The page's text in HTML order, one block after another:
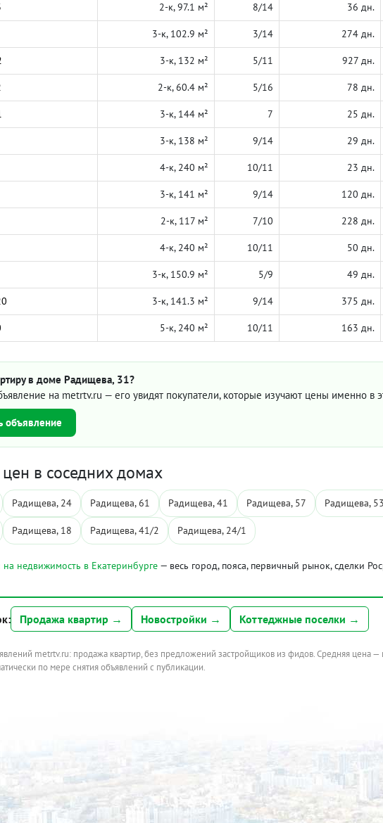
2-к, 97.1 м² 8/14 36 дн.
3-к, 102.9 м² 3/14 274 дн.
3-к, 132 м² 5/11 927 дн.
2-к, 60.4 м² 5/16 78 дн.
3-к, 144 м² 7 25 дн.
3-к, 138 м² 9/14 29 дн.
4-к, 240 м² 10/11 23 дн.
3-к, 141 м² 9/14 120 дн.
2-к, 117 м² 7/10 228 дн.
4-к, 240 м² 10/11 50 дн.
3-к, 150.9 м² 5/9 49 дн.
3-к, 141.3 м² 9/14 375 дн.
5-к, 240 м² 10/11 163 дн.
в доме Радищева, 31?
на metrtv.ru — его увидят покупатели, которые изучают цены именно в
объявление
в соседних домах
Радищева, 24 Радищева, 61 Радищева, 41 Радищева, 57 Радищева,
Радищева, 18 Радищева, 41/2 Радищева, 24/1
недвижимость в Екатеринбурге — весь город, пояса, первичный рынок, сделки
Продажа квартир → Новостройки → Коттеджные поселки →
metrtv.ru: продажа квартир, без предложений застройщиков из фидов. Средняя цена
по мере снятия объявлений с публикации.